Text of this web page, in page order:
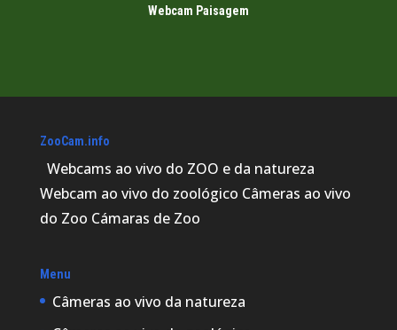
Webcam Paisagem
ZooCam.info
Webcams ao vivo do ZOO e da natureza
Webcam ao vivo do zoológico Câmeras ao vivo
do Zoo Cámaras de Zoo
Menu
Câmeras ao vivo da natureza